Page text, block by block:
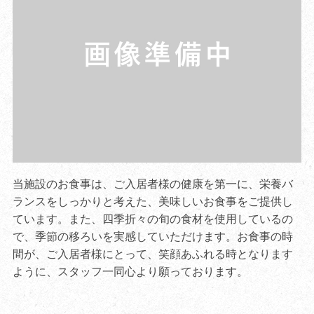
当施設のお食事は、ご入居者様の健康を第一に、栄養バ
ランスをしっかりと考えた、美味しいお食事をご提供し
ています。また、四季折々の旬の食材を使用しているの
で、季節の移ろいを実感していただけます。お食事の時
間が、ご入居者様にとって、笑顔あふれる時となります
ように、スタッフ一同心より願っております。